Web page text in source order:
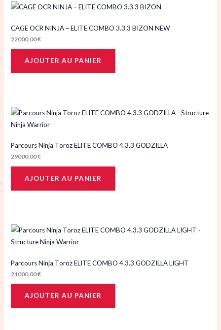
CAGE OCR NINJA – ELITE COMBO 3.3.3 BIZON NEW
22000,00€
AJOUTER AU PANIER
Parcours Ninja Toroz ELITE COMBO 4.3.3 GODZILLA
29000,00€
AJOUTER AU PANIER
Parcours Ninja Toroz ELITE COMBO 4.3.3 GODZILLA LIGHT
21000,00€
AJOUTER AU PANIER